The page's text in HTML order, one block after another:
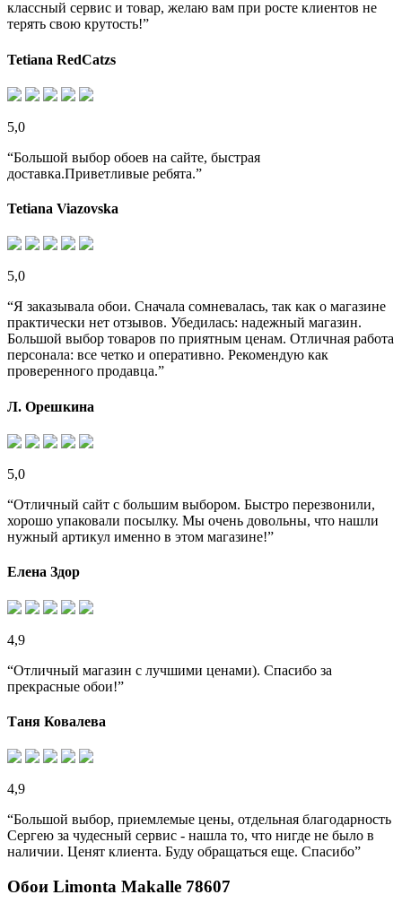
классный сервис и товар, желаю вам при росте клиентов не
терять свою крутость!”
Tetiana RedCatzs
5,0
“Большой выбор обоев на сайте, быстрая
доставка.Приветливые ребята.”
Tetiana Viazovska
5,0
“Я заказывала обои. Сначала сомневалась, так как о магазине
практически нет отзывов. Убедилась: надежный магазин.
Большой выбор товаров по приятным ценам. Отличная работа
персонала: все четко и оперативно. Рекомендую как
проверенного продавца.”
Л. Орешкина
5,0
“Отличный сайт с большим выбором. Быстро перезвонили,
хорошо упаковали посылку. Мы очень довольны, что нашли
нужный артикул именно в этом магазине!”
Елена Здор
4,9
“Отличный магазин с лучшими ценами). Спасибо за
прекрасные обои!”
Таня Ковалева
4,9
“Большой выбор, приемлемые цены, отдельная благодарность
Сергею за чудесный сервис - нашла то, что нигде не было в
наличии. Ценят клиента. Буду обращаться еще. Спасибо”
Обои Limonta Makalle 78607